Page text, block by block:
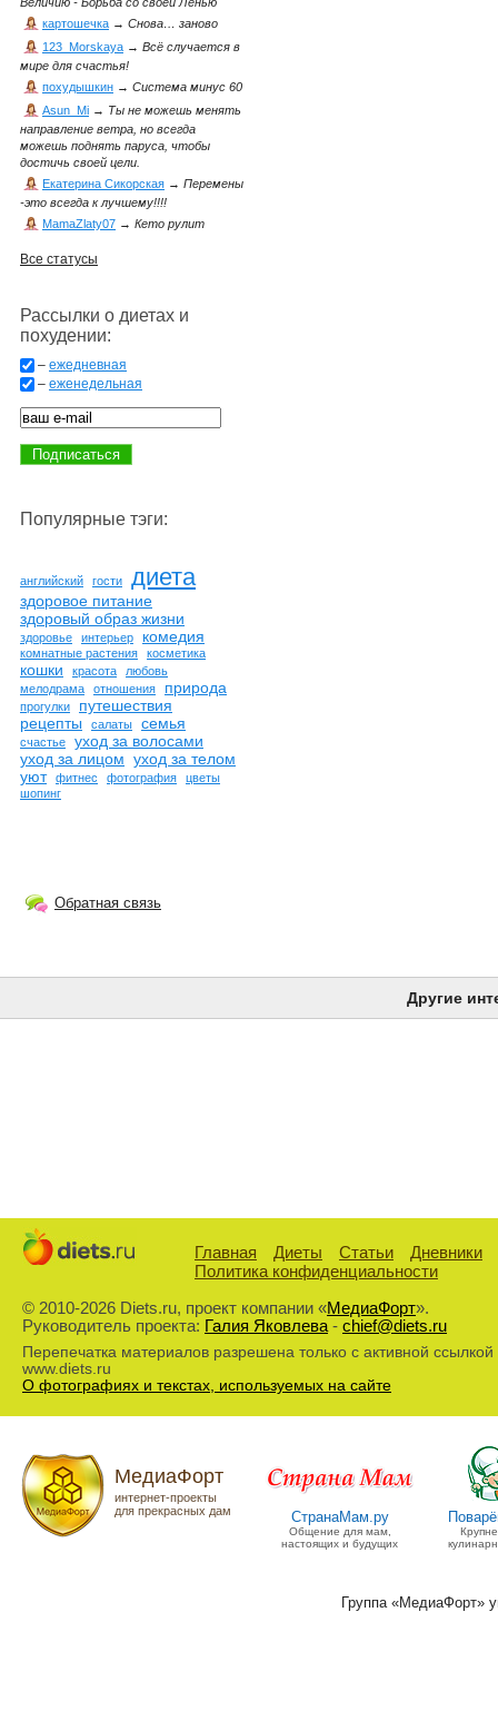
Величию - Борьба со своей Ленью
картошечка → Снова… заново
123_Morskaya → Всё случается в
мире для счастья!
похудышкин → Система минус 60
Asun_Mi → Ты не можешь менять
направление ветра, но всегда
можешь поднять паруса, чтобы
достичь своей цели.
Екатерина Сикорская → Перемены
-это всегда к лучшему!!!!
MamaZlaty07 → Кето рулит
Все статусы
Рассылки о диетах и
похудении:
– ежедневная
– еженедельная
Популярные тэги:
английский гости диета
здоровое питание
здоровый образ жизни
здоровье интерьер комедия
комнатные растения косметика
кошки красота
любовь
мелодрама
отношения природа
прогулки
путешествия
рецепты
салаты семья
счастье
уход за волосами
уход за лицом уход за телом
уют
фитнес фотография
цветы
шопинг
Обратная связь
Другие
Главная Диеты Статьи
Дневники
Политика конфиденциальности
© 2010-2026 Diets.ru, проект компании «МедиаФорт».
Руководитель проекта: Галия Яковлева- chief@diets.ru
Перепечатка материалов разрешена только с активной ссылкой
www.diets.ru
О фотографиях и текстах, используемых на сайте
МедиаФорт
интернет-проекты
для прекрасных дам
СтранаМам.ру
Общение для мам,
настоящих и будущих
Группа «МедиаФорт»